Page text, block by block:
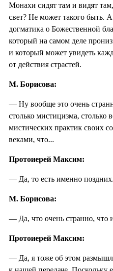
Монахи сидят там и видят
свет? Не может такого быть.
догматика о Божественной
который на самом деле
и который может увидеть
от действия страстей.
М. Борисова:
— Ну вообще это очень
столько мистицизма, столько
мистических практик своих
веками, что...
Протоиерей Максим:
— Да, то есть именно поздних.
М. Борисова:
— Да, что очень странно, что
Протоиерей Максим:
— Да, я тоже об этом